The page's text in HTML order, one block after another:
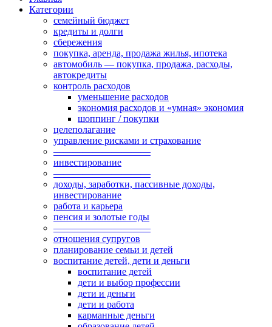
Категории
семейный бюджет
кредиты и долги
сбережения
покупка, аренда, продажа жилья, ипотека
автомобиль — покупка, продажа, расходы,
автокредиты
контроль расходов
уменьшение расходов
экономия расходов и «умная» экономия
шоппинг / покупки
целеполагание
управление рисками и страхование
——————————
инвестирование
——————————
доходы, заработки, пассивные доходы,
инвестирование
работа и карьера
пенсия и золотые годы
——————————
отношения супругов
планирование семьи и детей
воспитание детей, дети и деньги
воспитание детей
дети и выбор профессии
дети и деньги
дети и работа
карманные деньги